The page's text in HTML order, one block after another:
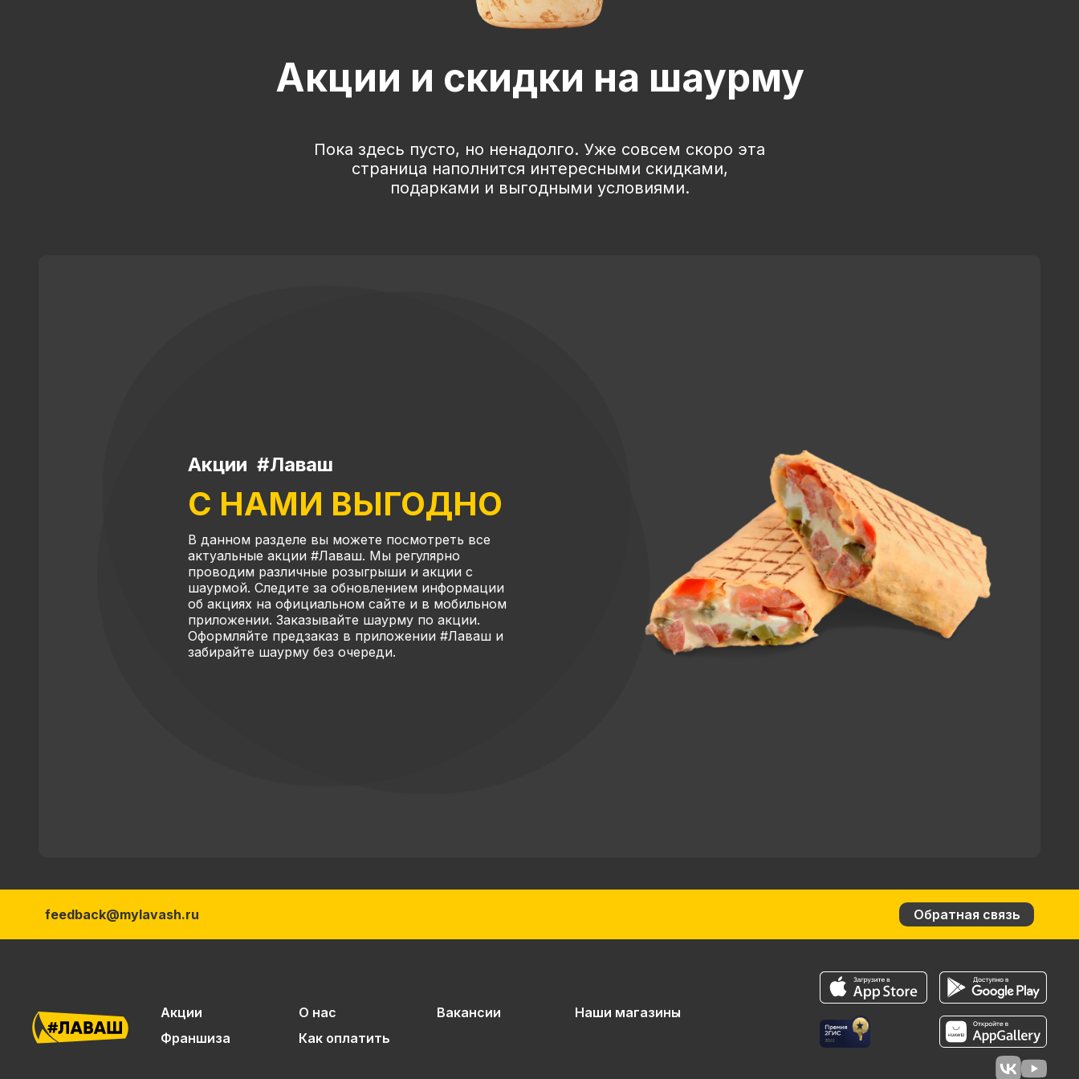
Акции и скидки на шаурму
Пока здесь пусто, но ненадолго. Уже совсем скоро эта
страница наполнится интересными скидками,
подарками и выгодными условиями.
Акции #Лаваш
С НАМИ ВЫГОДНО
В данном разделе вы можете посмотреть все
актуальные акции #Лаваш. Мы регулярно
проводим различные розыгрыши и акции с
шаурмой. Следите за обновлением информации
об акциях на официальном сайте и в мобильном
приложении. Заказывайте шаурму по акции.
Оформляйте предзаказ в приложении #Лаваш и
забирайте шаурму без очереди.
feedback@mylavash.ru Обратная связь
Акции О нас Вакансии
Наши магазины
Франшиза
Как оплатить